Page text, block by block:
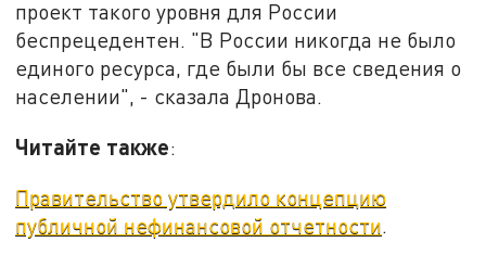
проект такого уровня для России
беспрецедентен. "В России никогда не было
единого ресурса, где были бы все сведения о
населении", - сказала Дронова.
Читайте также:
Правительство утвердило концепцию
публичной нефинансовой отчетности